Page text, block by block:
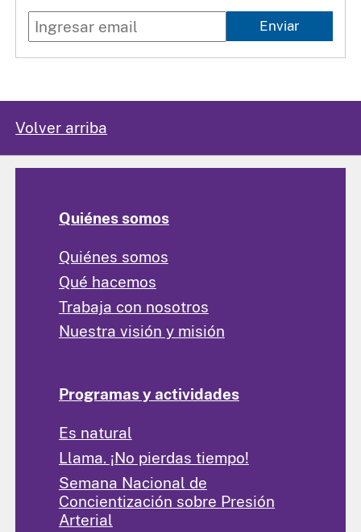
Enviar
Volver arriba
Quiénes somos
Quiénes somos
Qué hacemos
Trabaja con nosotros
Nuestra visión y misión
Programas y actividades
Es natural
Llama. ¡No pierdas tiempo!
Semana Nacional de
Concientización sobre Presión
Arterial